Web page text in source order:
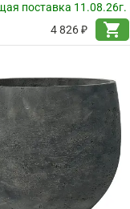
поставка 11.08.26г.
4 826 ₽
shopping_cart